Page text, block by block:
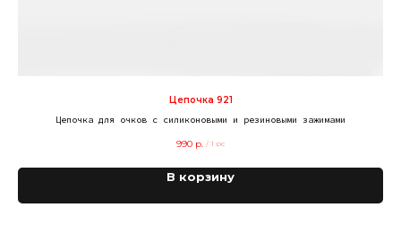
Цепочка 921
Цепочка для очков с силиконовыми и резиновыми зажимами
990 р. / 1 pc
В корзину